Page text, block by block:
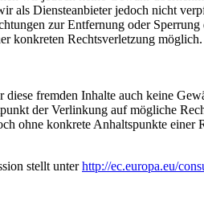
als Diensteanbieter jedoch nicht
zur Entfernung oder
konkreten Rechtsverletzung
fremden Inhalte auch keine
der Verlinkung auf mögliche
ohne konkrete Anhaltspunkte einer
stellt unterhttp://ec.europa.eu/